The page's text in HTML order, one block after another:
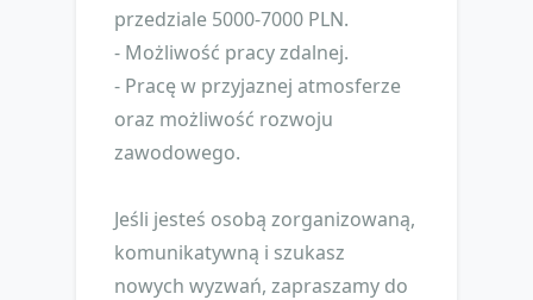
przedziale 5000-7000 PLN.
- Możliwość pracy zdalnej.
- Pracę w przyjaznej atmosferze
oraz możliwość rozwoju
zawodowego.
Jeśli jesteś osobą zorganizowaną,
komunikatywną i szukasz
nowych wyzwań, zapraszamy do